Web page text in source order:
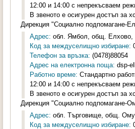
12:00 и 14:00 с непрекъсваем
В звеното е осигурен достъп за
Дирекция "Социално подпомагане-
Адрес: обл. Ямбол, общ. Елхово,
Код за междуселищно избиране:
Телефон за връзка: (0478)88054
Адрес на електронна поща: dsp-
Работно време: Стандартно
12:00 и 14:00 с непрекъсваем
В звеното е осигурен достъп за
Дирекция "Социално подпомагане-
Адрес: обл. Търговище, общ.
Код за междуселищно избиране: